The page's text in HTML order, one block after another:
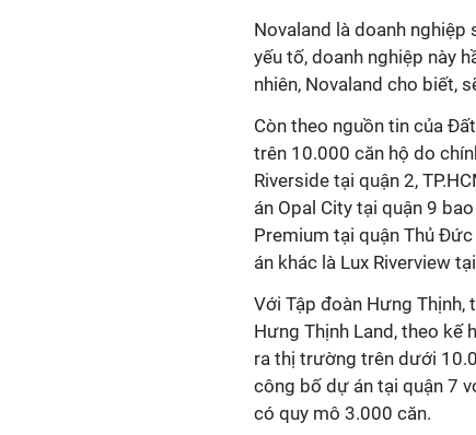
Novaland là doanh nghiệp
yếu tố, doanh nghiệp này
nhiên, Novaland cho biết,
Còn theo nguồn tin của
trên 10.000 căn hộ do
Riverside tại quận 2,
án Opal City tại quận 9
Premium tại quận Thủ
án khác là Lux Riverview
Với Tập đoàn Hưng Thịnh,
Hưng Thịnh Land, theo kế
ra thị trường trên dưới
công bố dự án tại quận 7
có quy mô 3.000 căn.